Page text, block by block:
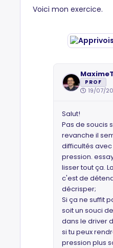
Voici mon exercice.
MaximeT
PROF
19/07/
Salut!
Pas de soucis
revanche il
difficultés
pression.
lisser tout ça.
c'est de
décrisper;
Si ça ne suffit
soit un souci
dans le driver
si tu peux
pression plus